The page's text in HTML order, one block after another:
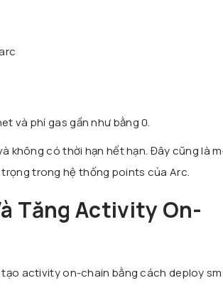
và phí gas gần như bằng 0.
không có thời hạn hết hạn. Đây cũng là
trong hệ thống points của Arc.
Tăng Activity On-
activity on-chain bằng cách deploy